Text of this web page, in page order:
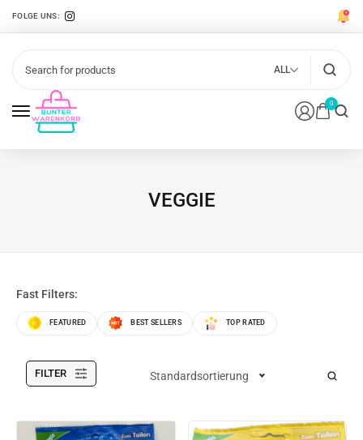
FOLGE UNS:
0
ALL
VEGGIE
Fast Filters:
FEATURED BEST SELLERS TOP RATED
FILTER Standardsortierung